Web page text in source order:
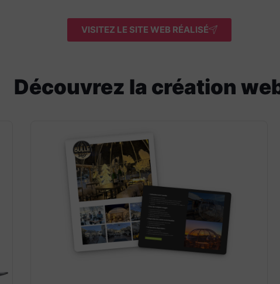
VISITEZ LE SITE WEB RÉALISÉ
Découvrez la création